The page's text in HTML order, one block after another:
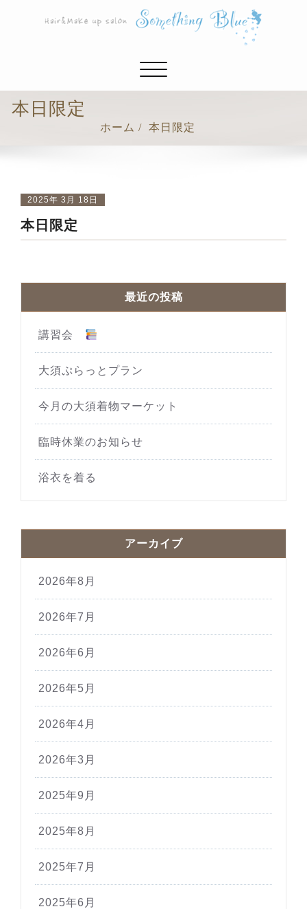
ナ
シ
ョ
本日限定
ホーム 本日限定
2025年 3月 18日
本日限定
最近の投稿
講習会
大須ぷらっとプラン
今月の大須着物マーケット
臨時休業のお知らせ
浴衣を着る
アーカイブ
2026年8月
2026年7月
2026年6月
2026年5月
2026年4月
2026年3月
2025年9月
2025年8月
2025年7月
2025年6月